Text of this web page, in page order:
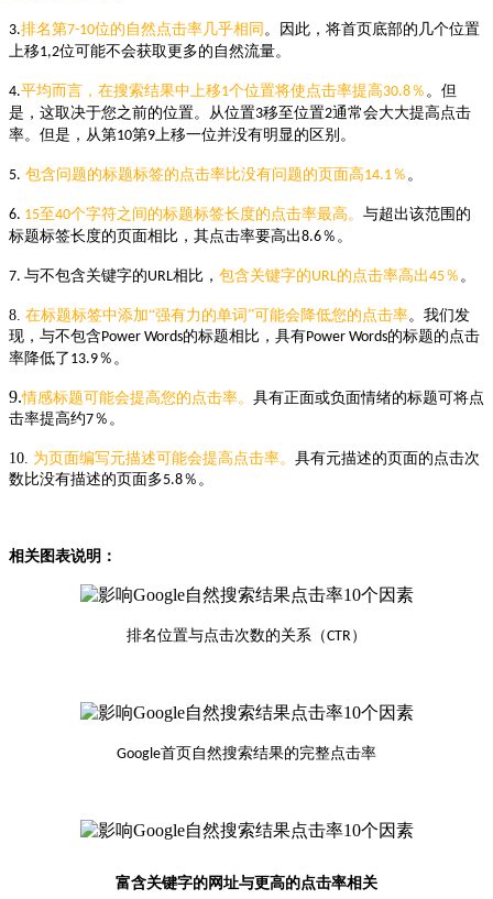
3.排名第7-10位的自然点击率几乎相同 。因此，将首页底部的几个位置
上移1,2位可能不会获取 更多的自然流量。
4.平均而言，在搜索结果中上移1个位置将使点击率提高30.8％ 。但
是，这取决于您之前的位置。从位置3移至位置2通常会大大提高点击
率。但是，从第10第9 上移一位并没有明显的区别 。
5. 包含问题的标题标签的点击率比没有问题的页面高14.1％ 。
6. 15至40个字符之间的标题标签长度的点击率最高。 与超出该范围的
标题标签长度的页面相比，其点击率要高出8.6％。
7. 与不包含关键字的URL相比， 包含关键字的URL的点击率高出45％ 。
8. 在标题标签中添加“强有力的单词 ”可能会降低您的点击率。我们发
现，与不包含 Power Words的标题相比，具有Power Words的标题的点击
率降低了 13.9％。
9.情感标题可能会提高您的点击率。 具有正面或负面情绪的标题可将点
击率提高约7％。
10. 为页面编写元描述可能会提高点击率。 具有元描述的页面的点击次
数比没有描述的页面多5.8％。
相关图表说明：
排名位置与点击次数的关系（CTR）
Google首页自然搜索结果的完整点击率
富含关键字的网址与更高的点击率相关